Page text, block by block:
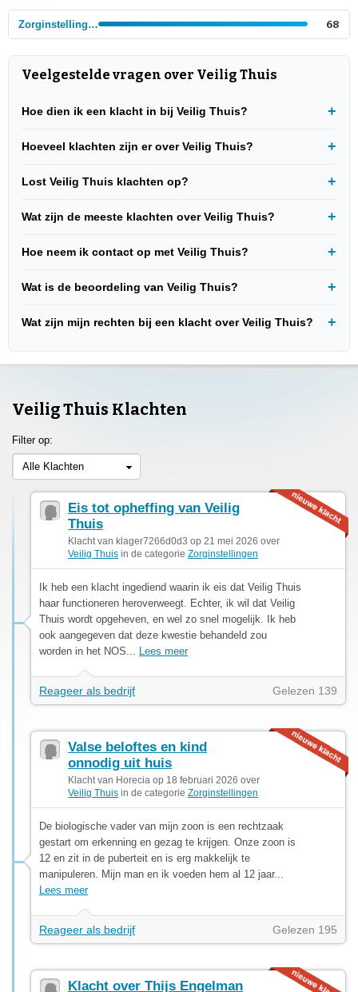
Zorginstellingen 68
Veelgestelde vragen over Veilig Thuis
Hoe dien ik een klacht in bij Veilig Thuis?
Hoeveel klachten zijn er over Veilig Thuis?
Lost Veilig Thuis klachten op?
Wat zijn de meeste klachten over Veilig Thuis?
Hoe neem ik contact op met Veilig Thuis?
Wat is de beoordeling van Veilig Thuis?
Wat zijn mijn rechten bij een klacht over Veilig Thuis?
Veilig Thuis Klachten
Filter op:
Alle Klachten
Eis tot opheffing van Veilig
Thuis
Klacht van klager7266d0d3 op 21 mei 2026 over
Veilig Thuis in de categorie Zorginstellingen
Ik heb een klacht ingediend waarin ik eis dat Veilig Thuis
haar functioneren heroverweegt. Echter, ik wil dat Veilig
Thuis wordt opgeheven, en wel zo snel mogelijk. Ik heb
ook aangegeven dat deze kwestie behandeld zou
worden in het NOS... Lees meer
Reageer als bedrijf Gelezen 139
Valse beloftes en kind
onnodig uit huis
Klacht van Horecia op 18 februari 2026 over
Veilig Thuis in de categorie Zorginstellingen
De biologische vader van mijn zoon is een rechtzaak
gestart om erkenning en gezag te krijgen. Onze zoon is
12 en zit in de puberteit en is erg makkelijk te
manipuleren. Mijn man en ik voeden hem al 12 jaar...
Lees meer
Reageer als bedrijf Gelezen 195
Klacht over Thijs Engelman